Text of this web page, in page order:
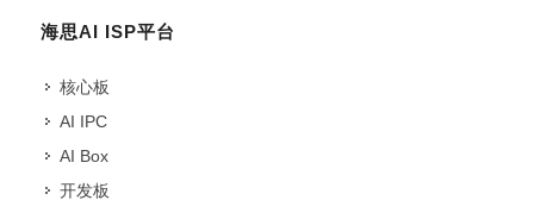
海思AI ISP平台
核心板
AI IPC
AI Box
开发板